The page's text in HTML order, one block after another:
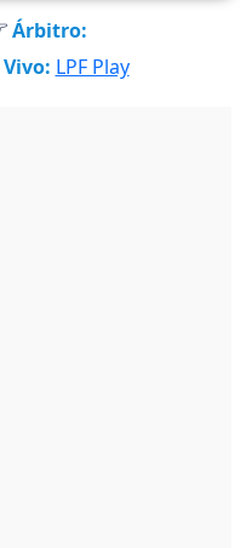
Árbitro:
LPF Play